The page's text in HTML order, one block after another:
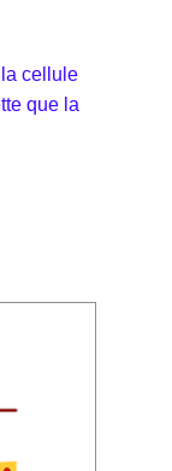
cellule
que la